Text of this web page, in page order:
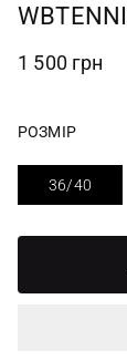
1 500 грн
РОЗМІР
36/40